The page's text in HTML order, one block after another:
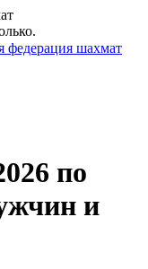
федерация шахмат
по
и